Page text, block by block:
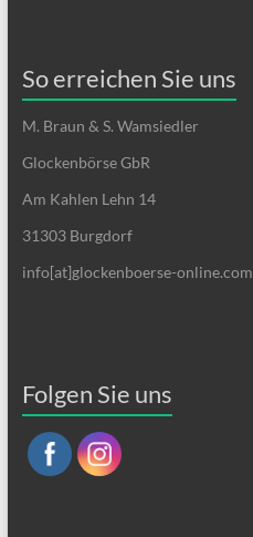
So erreichen Sie uns
M. Braun & S. Wamsiedler
Glockenbörse GbR
Am Kahlen Lehn 14
31303 Burgdorf
info[at]glockenboerse-online.com
Folgen Sie uns